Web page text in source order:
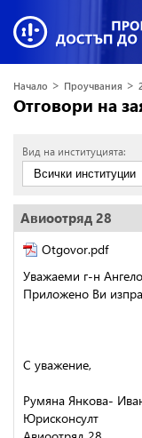
Начало > Проучвания >
Отговори на
Вид на институцията:
Авиоотряд 28
Otgovor.pdf
Уважаеми г-н
Приложено Ви
С уважение,
Румяна Янкова-
Юрисконсулт